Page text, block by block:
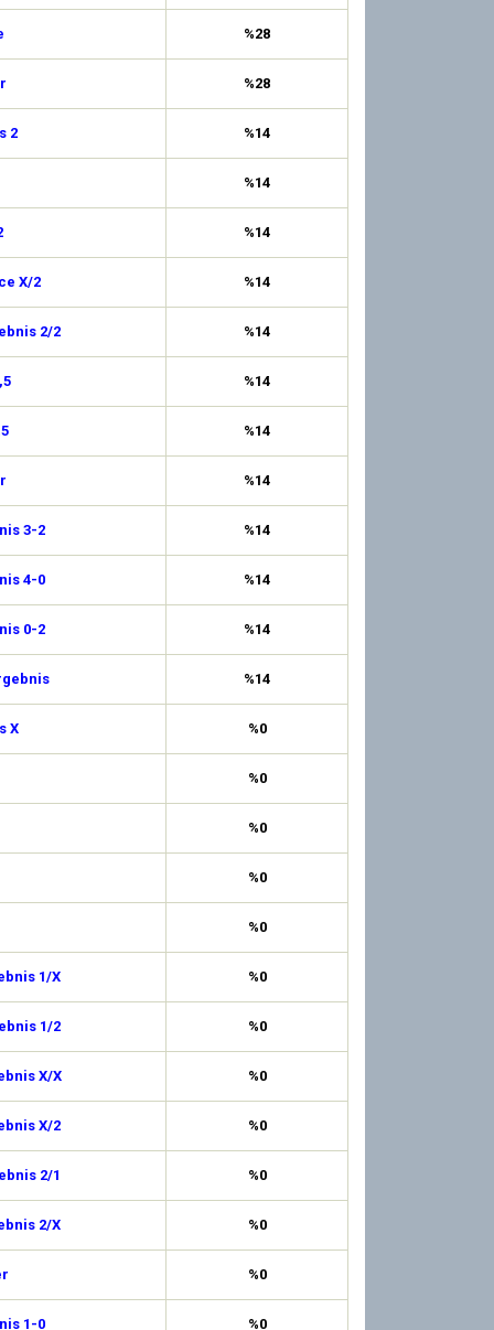
%28
%28
2 %14
%14
%14
X/2 %14
2/2 %14
%14
%14
%14
3-2 %14
4-0 %14
0-2 %14
%14
X %0
%0
%0
%0
%0
1/X %0
1/2 %0
X/X %0
X/2 %0
2/1 %0
2/X %0
%0
1-0 %0